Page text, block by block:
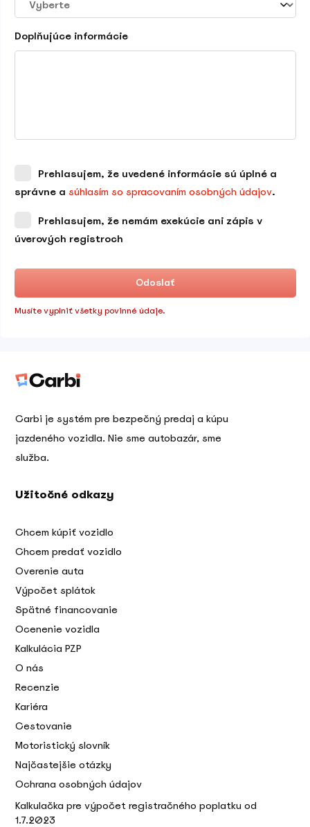
Doplňujúce informácie
Prehlasujem, že uvedené informácie sú úplné a
správne a súhlasím so spracovaním osobných údajov.
Prehlasujem, že nemám exekúcie ani zápis v
úverových registroch
Odoslať
Musíte vyplniť všetky povinné údaje.
Carbi je systém pre bezpečný predaj a kúpu
jazdeného vozidla. Nie sme autobazár, sme
služba.
Užitočné odkazy
Chcem kúpiť vozidlo
Chcem predať vozidlo
Overenie auta
Výpočet splátok
Spätné financovanie
Ocenenie vozidla
Kalkulácia PZP
O nás
Recenzie
Kariéra
Cestovanie
Motoristický slovník
Najčastejšie otázky
Ochrana osobných údajov
Kalkulačka pre výpočet registračného poplatku od
1.7.2023